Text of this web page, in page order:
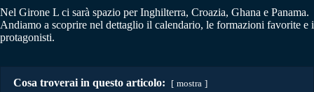
Nel Girone L ci sarà spazio per Inghilterra, Croazia, Ghana e Panama.
Andiamo a scoprire nel dettaglio il calendario, le formazioni favorite e i
protagonisti.
Cosa troverai in questo articolo: mostra